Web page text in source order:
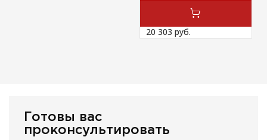
20 303 руб.
Готовы вас
проконсультировать